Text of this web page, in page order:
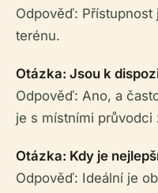
Odpověď:
terénu.
Otázka: Jsou k
Odpověď: Ano, a
je s místními průvodci
Otázka: Kdy je
Odpověď: Ideální je